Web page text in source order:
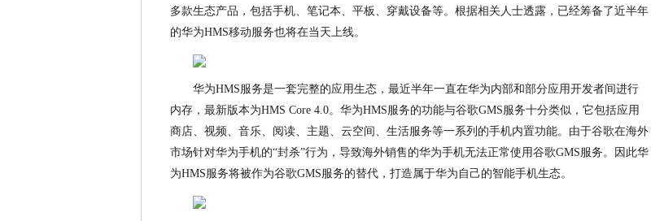
多款生态产品，包括手机、笔记本、平板、穿戴设备等。根据相关人士透露，已经筹备了近半年
的华为HMS移动服务也将在当天上线。
华为HMS服务是一套完整的应用生态，最近半年一直在华为内部和部分应用开发者间进行
内存，最新版本为HMS Core 4.0。华为HMS服务的功能与谷歌GMS服务十分类似，它包括应用
商店、视频、音乐、阅读、主题、云空间、生活服务等一系列的手机内置功能。由于谷歌在海外
市场针对华为手机的“封杀”行为，导致海外销售的华为手机无法正常使用谷歌GMS服务。因此华
为HMS服务将被作为谷歌GMS服务的替代，打造属于华为自己的智能手机生态。